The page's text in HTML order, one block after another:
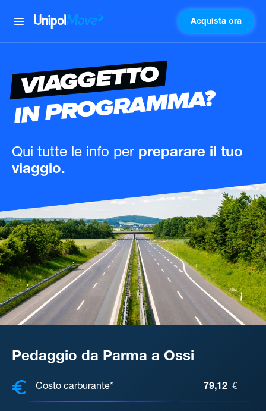
UnipolMove Acquista ora
VIAGGETTO
IN PROGRAMMA?
Qui tutte le info per preparare il tuo
viaggio.
Pedaggio da Parma a Ossi
COSTI, DISTANZA, TEMPO DI
Costo carburante* 79,12 €